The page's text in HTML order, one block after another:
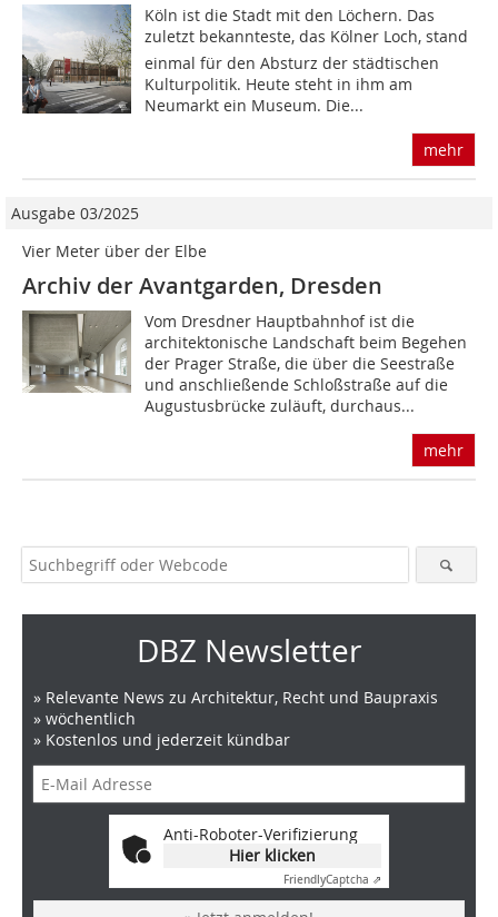
Köln ist die Stadt mit den Löchern. Das
zuletzt bekannteste, das Kölner Loch, stand
einmal für den Absturz der städtischen
Kulturpolitik. Heute steht in ihm am
Neumarkt ein Museum. Die...
mehr
Ausgabe 03/2025
Vier Meter über der Elbe
Archiv der Avantgarden, Dresden
Vom Dresdner Hauptbahnhof ist die
architektonische Landschaft beim Begehen
der Prager Straße, die über die Seestraße
und anschließende Schloßstraße auf die
Augustusbrücke zuläuft, durchaus...
mehr
DBZ Newsletter
» Relevante News zu Architektur, Recht und Baupraxis
» wöchentlich
» Kostenlos und jederzeit kündbar
Anti-Roboter-Verifizierung
Hier klicken
FriendlyCaptcha ⇗